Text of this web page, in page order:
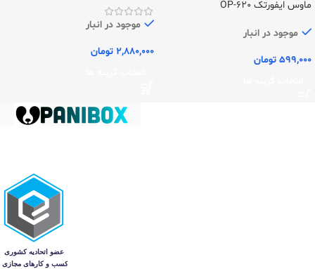
ماوس ایفورتک OP-620
موجود در انبار
599,000 تومان
موجود در انبار
2,880,000 تومان